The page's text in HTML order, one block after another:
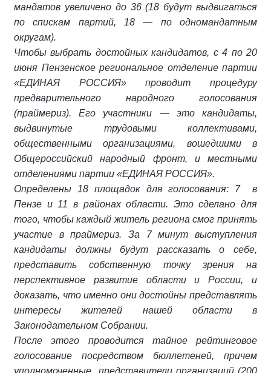
мандатов увеличено до 36 (18 будут выдвигаться
по спискам партий, 18 — по одномандатным
округам).
Чтобы выбрать достойных кандидатов, с 4 по 20
июня Пензенское региональное отделение партии
«ЕДИНАЯ РОССИЯ» проводит процедуру
предварительного народного голосования
(праймериз). Его участники — это кандидаты,
выдвинутые трудовыми коллективами,
общественными организациями, вошедшими в
Общероссийский народный фронт, и местными
отделениями партии «ЕДИНАЯ РОССИЯ».
Определены 18 площадок для голосования: 7 в
Пензе и 11 в районах области. Это сделано для
того, чтобы каждый житель региона смог принять
участие в праймериз. За 7 минут выступления
кандидаты должны будут рассказать о себе,
представить собственную точку зрения на
перспективное развитие области и России, и
доказать, что именно они достойны представлять
интересы жителей нашей области в
Законодательном Собрании.
После этого проводится тайное рейтинговое
голосование посредством бюллетеней, причем
уполномоченные представители организаций (200